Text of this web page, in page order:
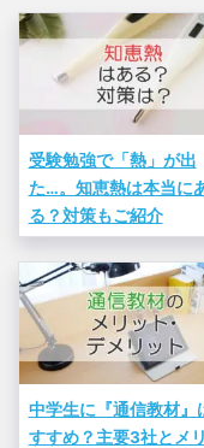
受験勉強で「熱」が出
た…。知恵熱は本当に
る？対策もご紹介
中学生に『通信教材』
すすめ？主要3社とメ